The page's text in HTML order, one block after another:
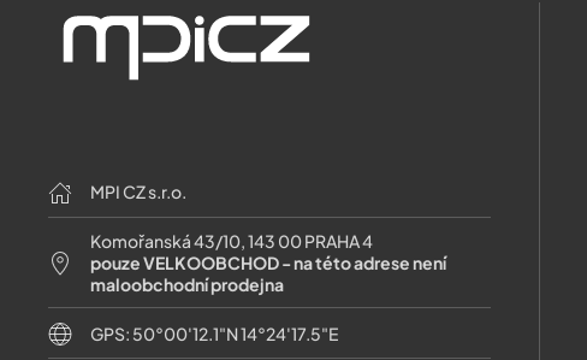
MPI CZ s.r.o.
Komořanská 43/10, 143 00 PRAHA 4
pouze VELKOOBCHOD - na této adrese není
maloobchodní prodejna
GPS: 50°00'12.1"N 14°24'17.5"E